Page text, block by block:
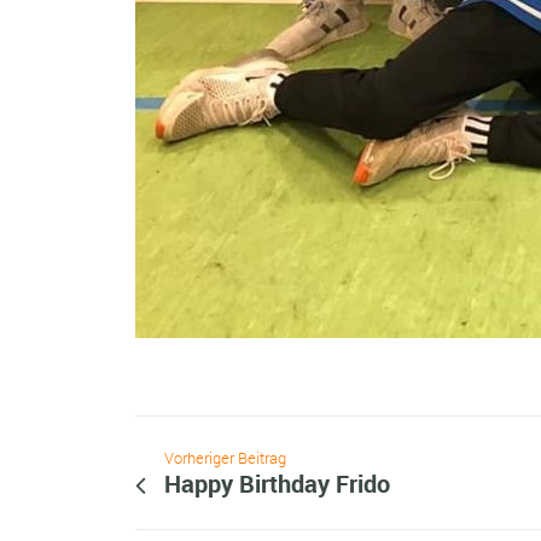
Vorheriger Beitrag
Happy Birthday Frido